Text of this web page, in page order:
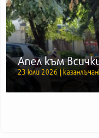
Апел към
23 юли 2026 |